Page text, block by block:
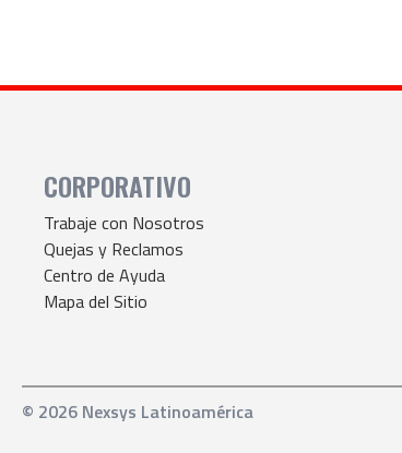
CORPORATIVO
Trabaje con Nosotros
Quejas y Reclamos
Centro de Ayuda
Mapa del Sitio
© 2026 Nexsys Latinoamérica